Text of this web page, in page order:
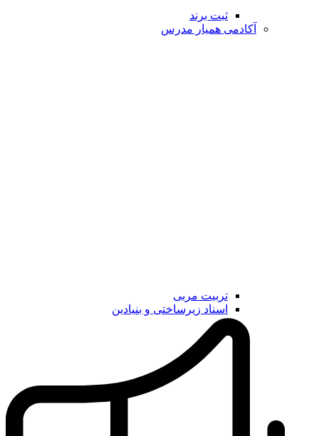
ثبت برند
آکادمی همیار مدرس
تربیت مربی
اسناد زیرساختی و بنیادین